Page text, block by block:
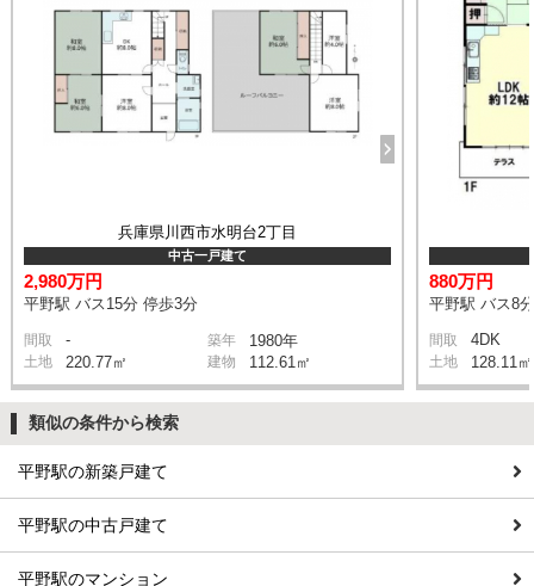
兵庫県川西市水明台2丁目
中古一戸建て
2,980万円
平野駅 バス15分 停歩3分
間取 - 築年 1980年
土地 220.77㎡ 建物 112.61㎡
880万円
平野駅 バス8
間取 4DK
土地 128.11㎡
類似の条件から検索
平野駅の新築戸建て
平野駅の中古戸建て
平野駅のマンション